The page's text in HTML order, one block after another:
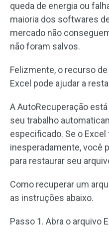
queda de energia ou
maioria dos softwares
mercado não
não foram salvos.
Felizmente, o recurso
Excel pode ajudar a
A AutoRecuperação
seu trabalho
especificado. Se o
inesperadamente, você
para restaurar seu
Como recuperar um
as instruções abaixo.
Passo 1. Abra o arquivo